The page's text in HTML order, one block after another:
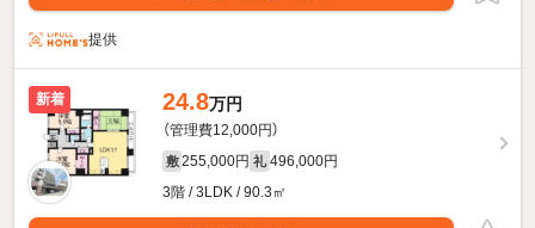
提供
新着 24.8万円
（管理費12,000円）
敷 255,000円 礼 496,000円
3階 / 3LDK / 90.3㎡